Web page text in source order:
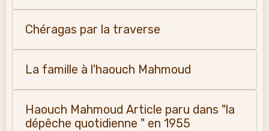
Chéragas par la traverse
La famille à l'haouch Mahmoud
Haouch Mahmoud Article paru dans "la
dépêche quotidienne " en 1955